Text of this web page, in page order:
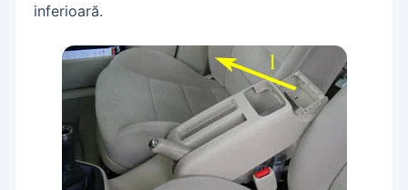
inferioară.